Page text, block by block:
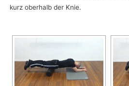
kurz oberhalb der Knie.